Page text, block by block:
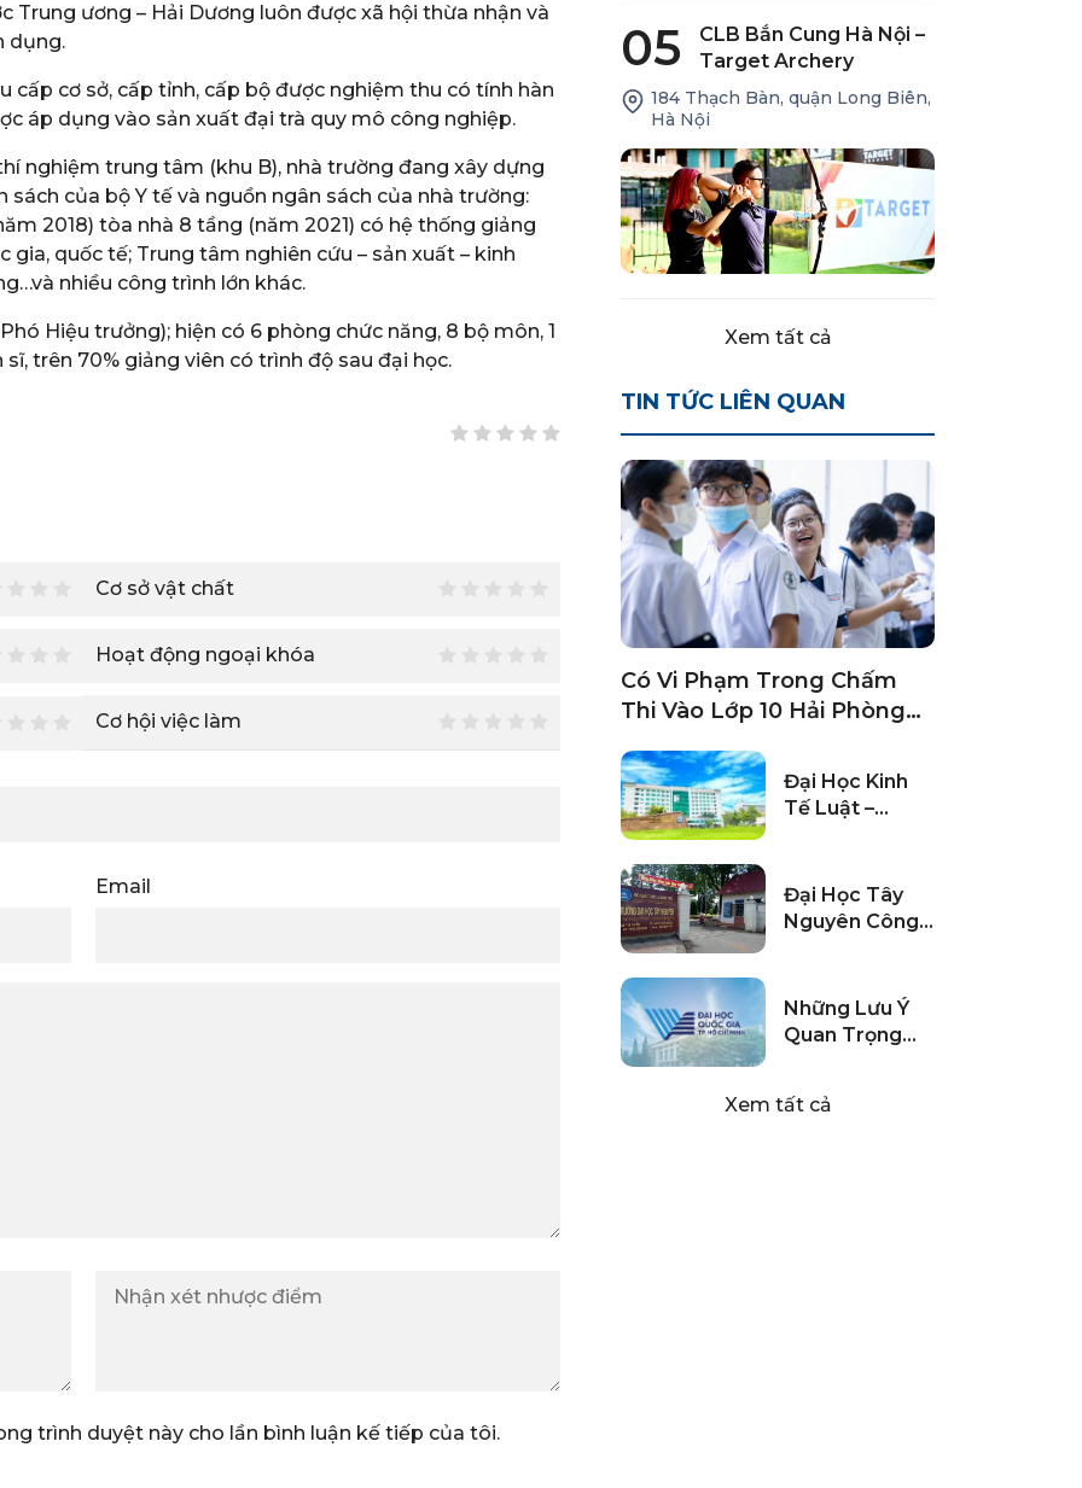
ương – Hải Dương luôn được xã hội thừa nhận và
dụng.
cấp cơ sở, cấp tỉnh, cấp bộ được nghiệm thu có tính hàn
áp dụng vào sản xuất đại trà quy mô công nghiệp.
nghiệm trung tâm (khu B), nhà trường đang xây dựng
của bộ Y tế và nguồn ngân sách của nhà trường:
2018) tòa nhà 8 tầng (năm 2021) có hệ thống giảng
quốc tế; Trung tâm nghiên cứu – sản xuất – kinh
nhiều công trình lớn khác.
Hiệu trưởng); hiện có 6 phòng chức năng, 8 bộ môn, 1
trên 70% giảng viên có trình độ sau đại học.
Cơ sở vật chất
Hoạt động ngoại khóa
Cơ hội việc làm
Email
trình duyệt này cho lần bình luận kế tiếp của tôi.
05
CLB Bắn Cung Hà Nội –
Target Archery
184 Thạch Bàn, quận Long Biên,
Hà Nội
Xem tất cả
TIN TỨC LIÊN QUAN
Có Vi Phạm Trong Chấm
Thi Vào Lớp 10 Hải Phòng
Đại Học Kinh
Tế Luật –
Sung 2024
Đại Học Tây
Nguyên Công
2024
Những Lưu Ý
Quan Trọng
2024
Xem tất cả